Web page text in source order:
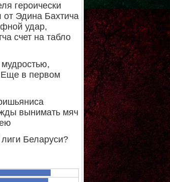
героически
от Эдина Бахтича
удар,
счет на табло
Еще в первом
вынимать мяч
Беларуси?